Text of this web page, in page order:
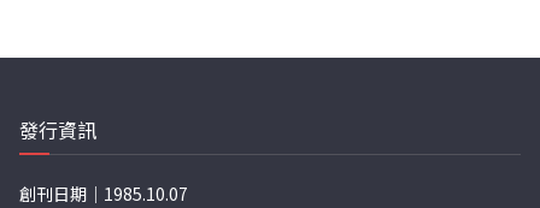
發行資訊
創刊日期｜1985.10.07